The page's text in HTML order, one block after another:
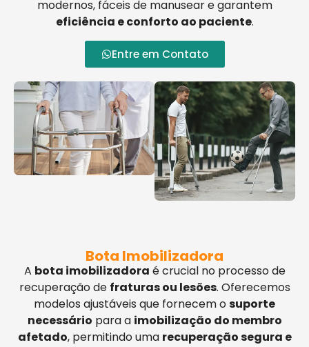
modernos, fáceis de manusear e garantem
eficiência e conforto ao paciente.
Entre em Contato
Bota Imobilizadora
A bota imobilizadora é crucial no processo de
recuperação de fraturas ou lesões. Oferecemos
modelos ajustáveis que fornecem osuporte
necessário para a imobilização do membro
afetado, permitindo uma recuperação segura e